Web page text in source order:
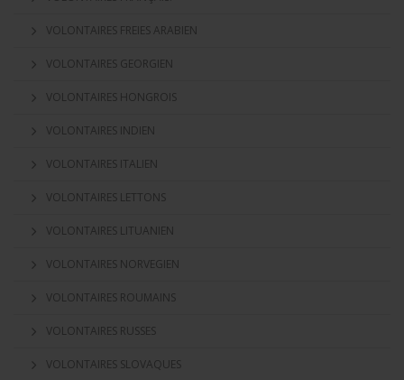
VOLONTAIRES FREIES ARABIEN
VOLONTAIRES GEORGIEN
VOLONTAIRES HONGROIS
VOLONTAIRES INDIEN
VOLONTAIRES ITALIEN
VOLONTAIRES LETTONS
VOLONTAIRES LITUANIEN
VOLONTAIRES NORVEGIEN
VOLONTAIRES ROUMAINS
VOLONTAIRES RUSSES
VOLONTAIRES SLOVAQUES